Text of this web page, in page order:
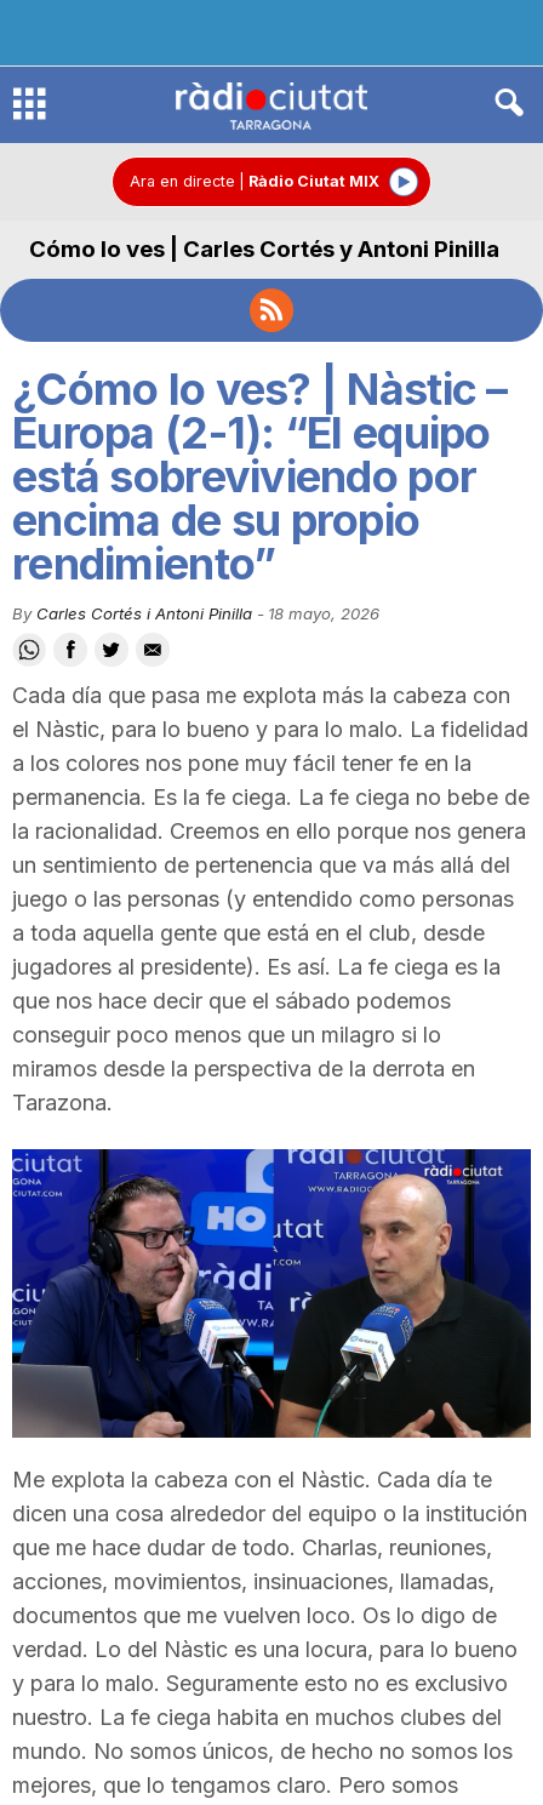
R
d
C
i
t
a
t
e
T
a
a
o
n
Ara en directe Ràdio Ciutat MIX
Cómo lo ves | Carles Cortés y Antoni Pinilla
¿Cómo lo ves? | Nàstic –
Europa (2-1): “El equipo
está sobreviviendo por
encima de su propio
rendimiento”
By Carles Cortés i Antoni Pinilla - 18 mayo, 2026
Cada día que pasa me explota más la cabeza con
el Nàstic, para lo bueno y para lo malo. La fidelidad
a los colores nos pone muy fácil tener fe en la
permanencia. Es la fe ciega. La fe ciega no bebe de
la racionalidad. Creemos en ello porque nos genera
un sentimiento de pertenencia que va más allá del
juego o las personas (y entendido como personas
a toda aquella gente que está en el club, desde
jugadores al presidente). Es así. La fe ciega es la
que nos hace decir que el sábado podemos
conseguir poco menos que un milagro si lo
miramos desde la perspectiva de la derrota en
Tarazona.
Me explota la cabeza con el Nàstic. Cada día te
dicen una cosa alrededor del equipo o la institución
que me hace dudar de todo. Charlas, reuniones,
acciones, movimientos, insinuaciones, llamadas,
documentos que me vuelven loco. Os lo digo de
verdad. Lo del Nàstic es una locura, para lo bueno
y para lo malo. Seguramente esto no es exclusivo
nuestro. La fe ciega habita en muchos clubes del
mundo. No somos únicos, de hecho no somos los
mejores, que lo tengamos claro. Pero somos